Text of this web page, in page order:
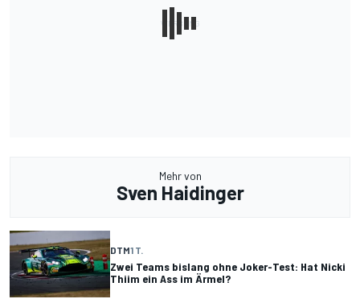
Mehr von
Sven Haidinger
DTM1 T.
Zwei Teams bislang ohne Joker-Test: Hat Nicki
Thiim ein Ass im Ärmel?